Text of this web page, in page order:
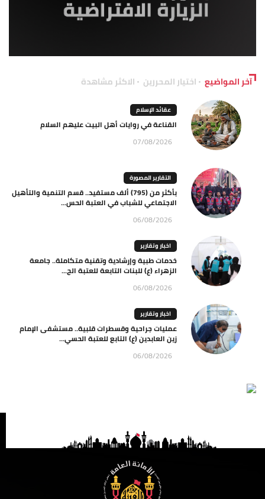
آخر المواضيع اختيار المحررين الاكثر مشاهدة
عقائد الإسلام
القناعة في روايات أهل البيت عليهم السلام
07/08/2026
التقارير المصورة
بأكثر من (795) ألف مستفيد.. قسم التنمية والتأهيل
الاجتماعي للشباب في العتبة الحس...
06/08/2026
اخبار وتقارير
خدمات طبية وإرشادية وتقنية متكاملة.. جامعة
الزهراء (ع) للبنات التابعة للعتبة الح...
06/08/2026
اخبار وتقارير
عمليات جراحية وقسطرات قلبية.. مستشفى الإمام
زين العابدين (ع) التابع للعتبة الحسي...
06/08/2026